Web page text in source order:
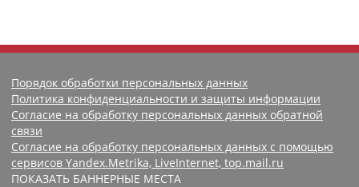
Порядок обработки персональных данных
Политика конфиденциальности и защиты информации
Согласие на обработку персональных данных обратной
связи
Согласие на обработку персональных данных с помощью
сервисов Yandex.Metrika, LiveInternet, top.mail.ru
ПОКАЗАТЬ БАННЕРНЫЕ МЕСТА